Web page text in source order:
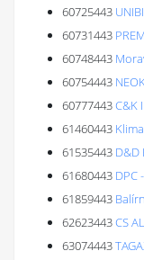
60725443
60731443
60748443
60754443
60777443C&K
61460443
61535443 D&D
61680443 DPC
61859443
62623443CS
63074443